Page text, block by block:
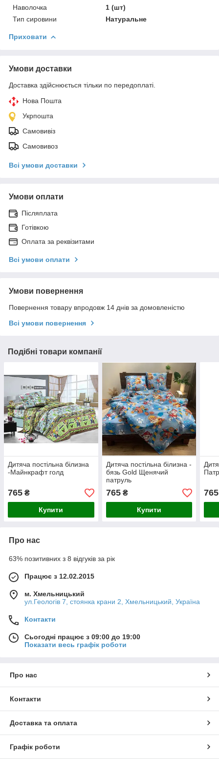
Наволочка
1 (шт)
Тип сировини
Натуральне
Приховати
Умови доставки
Доставка здійснюється тільки по передоплаті.
Нова Пошта
Укрпошта
Самовивіз
Самовивоз
Всі умови доставки
Умови оплати
Післяплата
Готівкою
Оплата за реквізитами
Всі умови оплати
Умови повернення
Повернення товару впродовж 14 днів за домовленістю
Всі умови повернення
Подібні товари компанії
Дитяча постільна білизна
-Майнкрафт голд
765 ₴
Купити
Дитяча постільна білизна -
бязь Gold Щенячий
патруль
765₴
Купити
765
Про нас
63% позитивних з 8 відгуків за рік
Працює з 12.02.2015
м. Хмельницький
ул.Геологів 7, стоянка крани 2, Хмельницький, Україна
Контакти
Сьогодні працює з 09:00 до 19:00
Показати весь графік роботи
Про нас
Контакти
Доставка та оплата
Графік роботи